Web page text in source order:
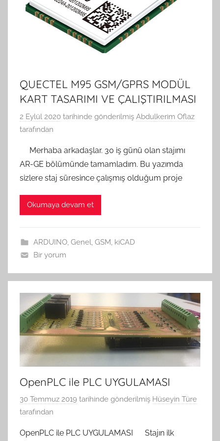
QUECTEL M95 GSM/GPRS MODÜL
KART TASARIMI VE ÇALIŞTIRILMASI
2 Eylül 2020 tarihinde gönderilmiş Abdulkerim Oflaz
tarafından
Merhaba arkadaşlar. 30 iş günü olan stajımı
AR-GE bölümünde tamamladım. Bu yazımda
sizlere staj süresince çalışmış olduğum proje
Okumaya devam et
ARDUINO, Genel, GSM, kiCAD
Bir yorum
OpenPLC ile PLC UYGULAMASI
30 Temmuz 2019 tarihinde gönderilmiş Hüseyin Türe
tarafından
OpenPLC ile PLC UYGULAMASI Stajın ilk